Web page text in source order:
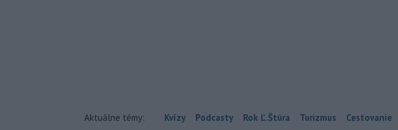
Aktuálne témy: Kvízy Podcasty Rok Ľ.Štúra Turizmus Cestovanie